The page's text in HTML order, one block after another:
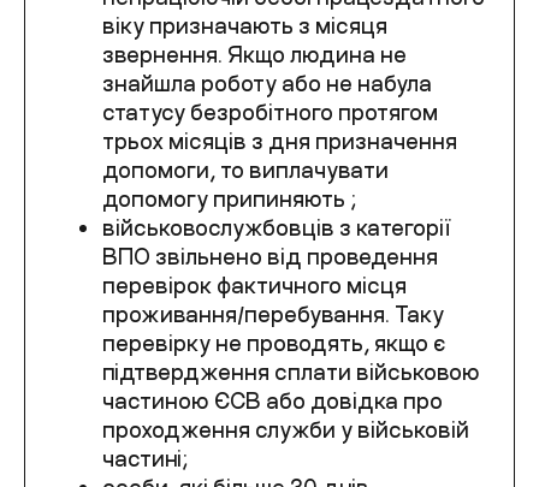
віку призначають з місяця
звернення. Якщо людина не
знайшла роботу або не набула
статусу безробітного протягом
трьох місяців з дня призначення
допомоги, то виплачувати
допомогу припиняють ;
військовослужбовців з категорії
ВПО звільнено від проведення
перевірок фактичного місця
проживання/перебування. Таку
перевірку не проводять, якщо є
підтвердження сплати військовою
частиною ЄСВ або довідка про
проходження служби у військовій
частині;